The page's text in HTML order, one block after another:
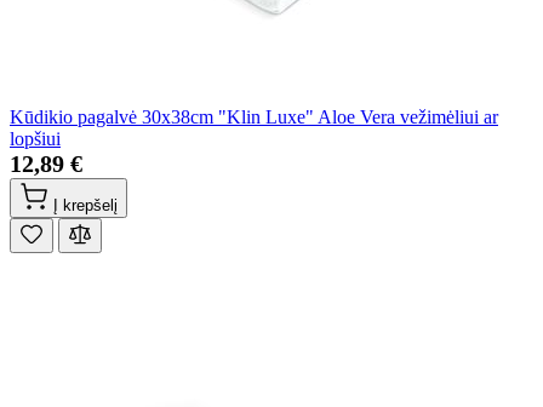
Kūdikio pagalvė 30x38cm "Klin Luxe" Aloe Vera vežimėliui ar
lopšiui
12,89 €
Į krepšelį